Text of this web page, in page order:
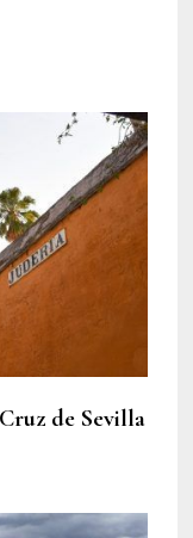
de Sevilla